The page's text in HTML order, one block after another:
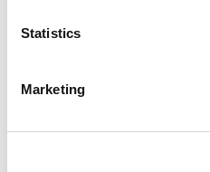
Statistics
Marketing